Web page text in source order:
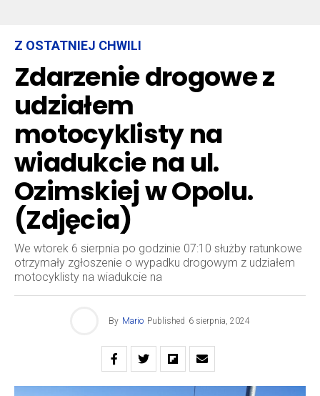
Z OSTATNIEJ CHWILI
Zdarzenie drogowe z
udziałem
motocyklisty na
wiadukcie na ul.
Ozimskiej w Opolu.
(Zdjęcia)
We wtorek 6 sierpnia po godzinie 07:10 służby ratunkowe
otrzymały zgłoszenie o wypadku drogowym z udziałem
motocyklisty na wiadukcie na
By Mario Published 6 sierpnia, 2024